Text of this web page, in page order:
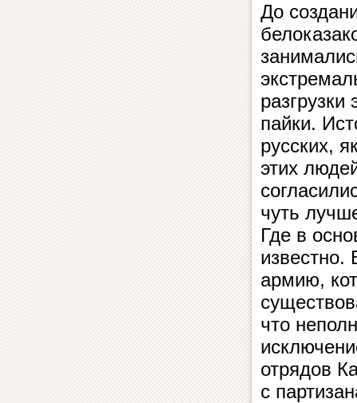
До
пайки.
русских,
этих
чуть
Где в
известно.
армию,
что
отрядов
с